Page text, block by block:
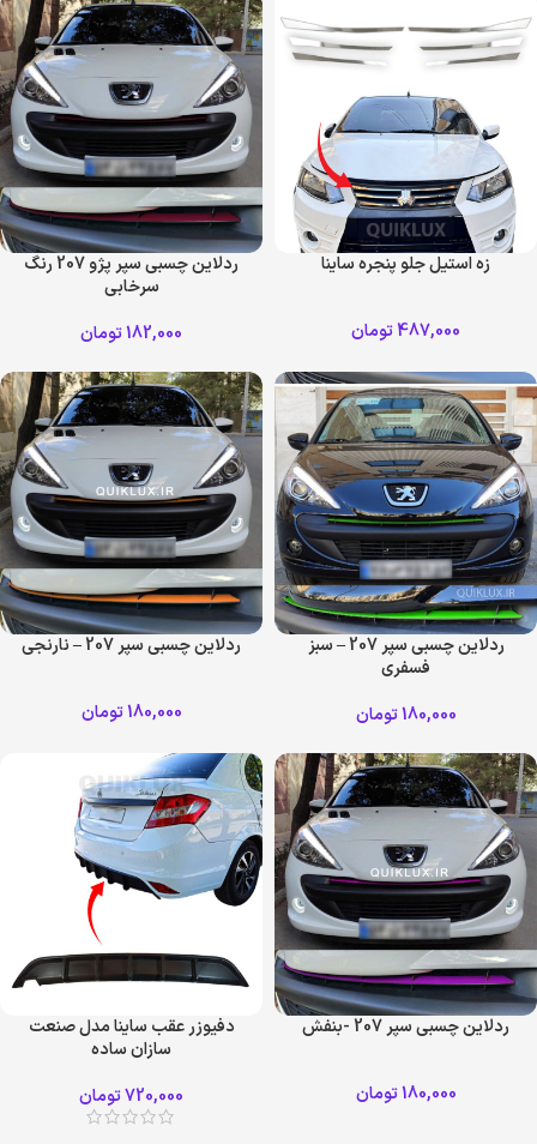
زه استیل جلو پنجره ساینا
487,000تومان
ردلاین چسبی سپر پژو 207 رنگ
سرخابی
182,000تومان
ردلاین چسبی سپر 207 – سبز
فسفری
180,000تومان
ردلاین چسبی سپر 207 – نارنجی
180,000تومان
ردلاین چسبی سپر 207 -بنفش
180,000تومان
دفیوزر عقب ساینا مدل صنعت
سازان ساده
720,000تومان